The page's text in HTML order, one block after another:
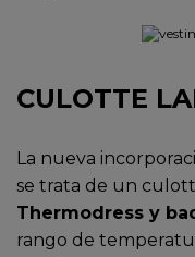
CULOTTE
La nueva
se trata de un
Thermodress y
rango de